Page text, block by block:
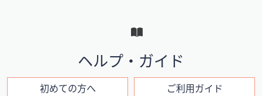
ン
ヘルプ・ガイド
初めての方へ ご利用ガイド